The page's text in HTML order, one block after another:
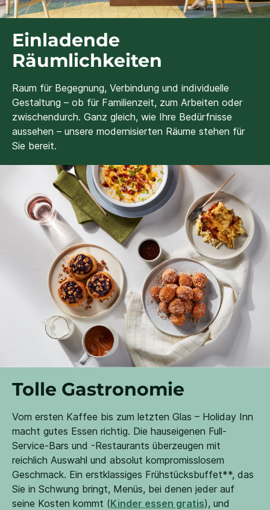
Einladende
Räumlichkeiten
Raum für Begegnung, Verbindung und individuelle
Gestaltung – ob für Familienzeit, zum Arbeiten oder
zwischendurch. Ganz gleich, wie Ihre Bedürfnisse
aussehen – unsere modernisierten Räume stehen für
Sie bereit.
Tolle Gastronomie
Vom ersten Kaffee bis zum letzten Glas – Holiday Inn
macht gutes Essen richtig. Die hauseigenen Full-
Service-Bars und -Restaurants überzeugen mit
reichlich Auswahl und absolut kompromisslosem
Geschmack. Ein erstklassiges Frühstücksbuffet**, das
Sie in Schwung bringt, Menüs, bei denen jeder auf
seine Kosten kommt (Kinder essen gratis), und